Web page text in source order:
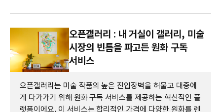
오픈갤러리 : 내 거실이 갤러리, 미술
시장의 빈틈을 파고든 원화 구독
서비스
오픈갤러리는 미술 작품의 높은 진입장벽을 허물고 대중에
게 다가가기 위해 원화 구독 서비스를 제공하는 혁신적인 플
랫폼이에요. 이 서비스는 합리적인 가격에 다양한 원화를 렌